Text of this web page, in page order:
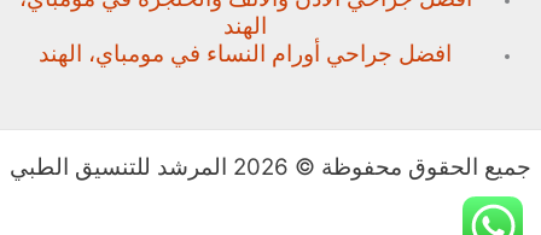
الهند
افضل جراحي أورام النساء في مومباي، الهند
جميع الحقوق محفوظة © 2026 المرشد للتنسيق الطبي